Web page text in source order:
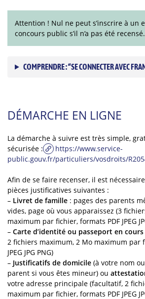
Attention ! Nul ne peut s’inscrire à un
concours public s’il n’a pas été recensé.
COMPRENDRE : “SE CONNECTER AVEC
DÉMARCHE EN LIGNE
La démarche à suivre est très simple,
sécurisée :
https://www.service-
public.gouv.fr/particuliers/vosdroits/
Afin de se faire recenser, il est
pièces justificatives suivantes :
– Livret de famille : pages des parents
vides, page où vous apparaissez (3
maximum par fichier, formats PDF JPEG
– Carte d’identité ou passeport en
2 fichiers maximum, 2 Mo maximum par
JPEG JPG PNG)
– Justificatifs de domicile (à votre nom
parent si vous êtes mineur) ou
votre adresse principale (facultatif, 2
maximum par fichier, formats PDF JPEG